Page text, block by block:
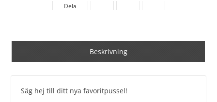
Dela
Beskrivning
Säg hej till ditt nya favoritpussel!